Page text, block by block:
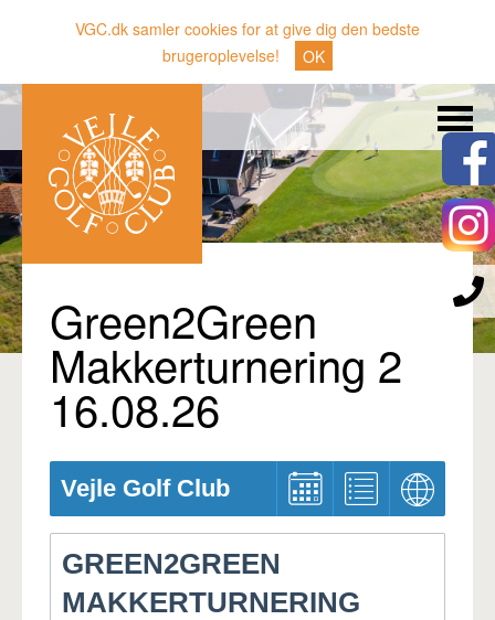
VGC.dk samler cookies for at give dig den bedste
brugeroplevelse!
OK
Nyheder
Klubben
Banen
Gæster
Sporten
Erhverv
Den lille Kok
Pro
Green2Green
Makkerturnering 2
16.08.26
Vejle Golf Club
GREEN2GREEN
MAKKERTURNERING